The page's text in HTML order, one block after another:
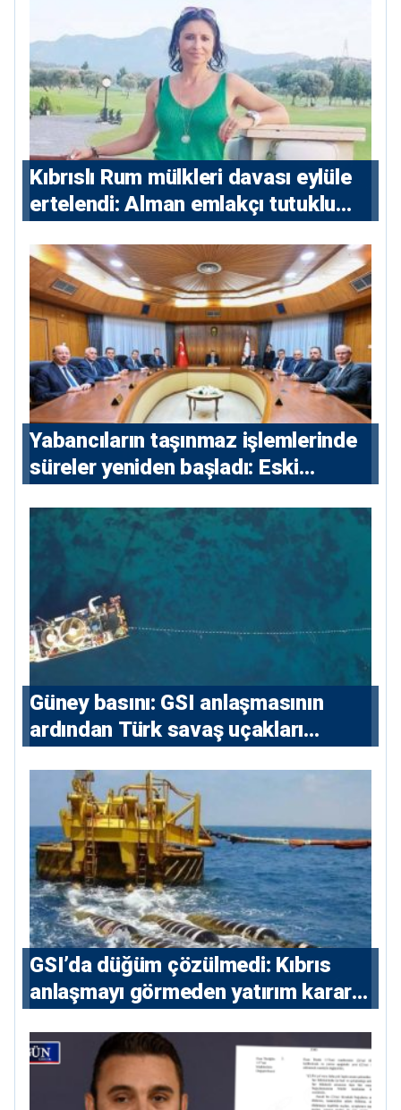
Kıbrıslı Rum mülkleri davası eylüle
ertelendi: Alman emlakçı tutuklu
Yabancıların taşınmaz işlemlerinde
süreler yeniden başladı: Eski
konutlara 36 ay
Güney basını: ⁠GSI anlaşmasının
ardından Türk savaş uçakları
GSI’da düğüm çözülmedi: Kıbrıs
anlaşmayı görmeden yatırım kararı